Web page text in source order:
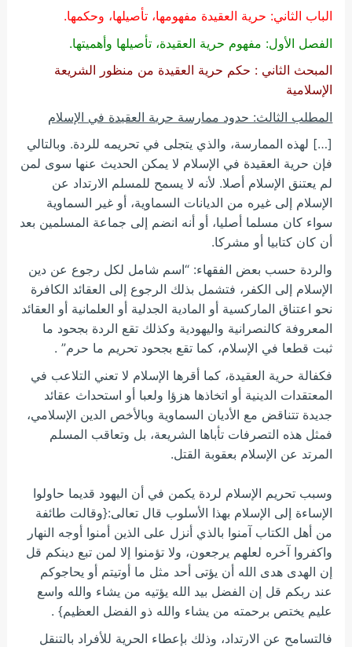
الباب الثاني: حرية العقيدة مفهومها، تأصيلها، وحكمها.
الفصل الأول: مفهوم حرية العقيدة، تأصيلها وأهميتها.
المبحث الثاني : حكم حرية العقيدة من منظور الشريعة
الإسلامية
المطلب الثالث: حدود ممارسة حرية العقيدة في الإسلام
[…] لهذه الممارسة، والذي يتجلى في تحريمه للردة. وبالتالي
فإن حرية العقيدة في الإسلام لا يمكن الحديث عنها سوى لمن
لم يعتنق الإسلام أصلا. لأنه لا يسمح للمسلم الارتداد عن
الإسلام إلى غيره من الديانات السماوية، أو غير السماوية
سواء كان مسلما أصليا، أو أنه انضم إلى جماعة المسلمين بعد
أن كان كتابيا أو مشركا.
والردة حسب بعض الفقهاء: “اسم شامل لكل رجوع عن دين
الإسلام إلى الكفر، فتشمل بذلك الرجوع إلى العقائد الكافرة
نحو اعتناق الماركسية أو المادية الجدلية أو العلمانية أو العقائد
المعروفة كالنصرانية واليهودية وكذلك تقع الردة بجحود ما
ثبت قطعا في الإسلام، كما تقع بجحود تحريم ما حرم” .
فكفالة حرية العقيدة، كما أقرها الإسلام لا تعني التلاعب في
المعتقدات الدينية أو اتخاذها هزؤا ولعبا أو استحداث عقائد
جديدة تتناقض مع الأديان السماوية وبالأخص الدين الإسلامي،
فمثل هذه التصرفات تأباها الشريعة، بل وتعاقب المسلم
المرتد عن الإسلام بعقوبة القتل.
وسبب تحريم الإسلام لردة يكمن في أن اليهود قديما حاولوا
الإساءة إلى الإسلام بهذا الأسلوب قال تعالى:{وقالت طائفة
من أهل الكتاب آمنوا بالذي أنزل على الذين أمنوا أوجه النهار
واكفروا آخره لعلهم يرجعون، ولا تؤمنوا إلا لمن تبع دينكم قل
إن الهدى هدى الله أن يؤتى أحد مثل ما أوتيتم أو يحاجوكم
عند ربكم قل إن الفضل بيد الله يؤتيه من يشاء والله واسع
عليم يختص برحمته من يشاء والله ذو الفضل العظيم} .
فالتسامح عن الارتداد، وذلك بإعطاء الحرية للأفراد بالتنقل